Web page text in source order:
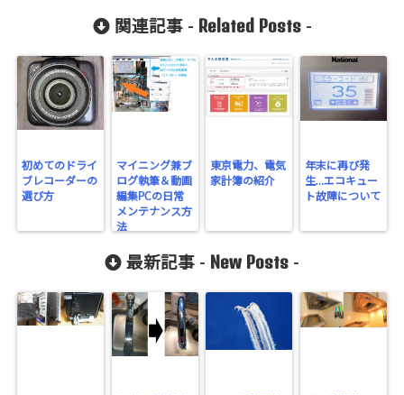
関連記事 - Related Posts-
初めてのドライ
ブレコーダーの
選び方
マイニング兼ブ
ログ執筆＆動画
編集PCの日常
メンテナンス方
法
東京電力、電気
家計簿の紹介
年末に再び発
生…エコキュー
ト故障について
最新記事 - New Posts -